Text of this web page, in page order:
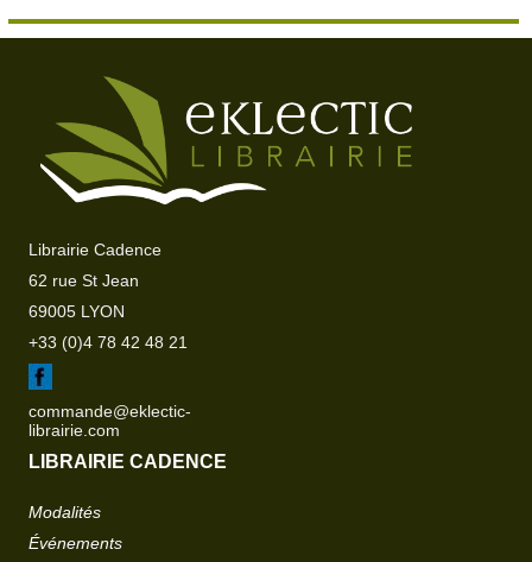
Librairie Cadence
62 rue St Jean
69005 LYON
+33 (0)4 78 42 48 21
commande@eklectic-
librairie.com
LIBRAIRIE CADENCE
Modalités
Événements